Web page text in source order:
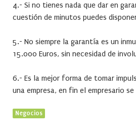
4.- Si no tienes nada que dar en
cuestión de minutos puedes
5.- No siempre la garantía es un
15.000 Euros, sin necesidad de
6.- Es la mejor forma de tomar
una empresa, en fin el empresario
Negocios